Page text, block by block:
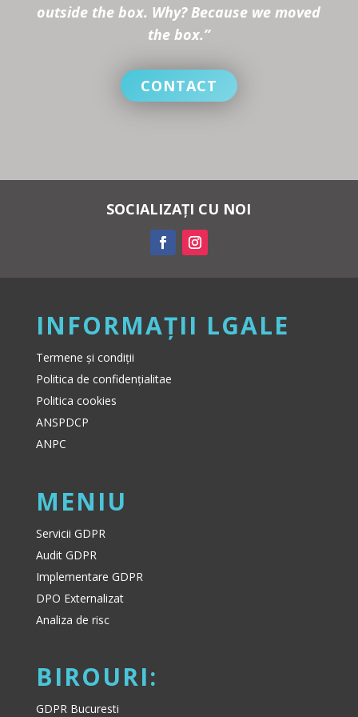
outside the box. Why? Because we moved
the box.”
CONTACT
SOCIALIZAȚI CU NOI
INFORMAȚII LGALE
Termene și condiții
Politica de confidențialitae
Politica cookies
ANSPDCP
ANPC
MENIU
Servicii GDPR
Audit GDPR
Implementare GDPR
DPO Externalizat
Analiza de risc
BIROURI:
GDPR Bucuresti